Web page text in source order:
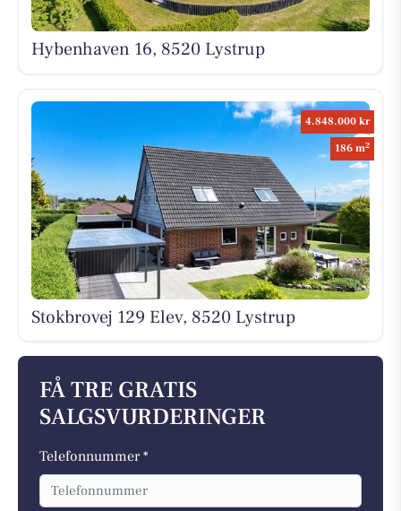
Hybenhaven 16, 8520 Lystrup
4.848.000 kr
186 m2
Stokbrovej 129 Elev, 8520 Lystrup
FÅ TRE GRATIS
SALGSVURDERINGER
Telefonnummer *